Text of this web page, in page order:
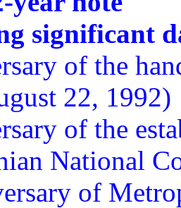
significant
of the
22, 1992)
of the
National
of